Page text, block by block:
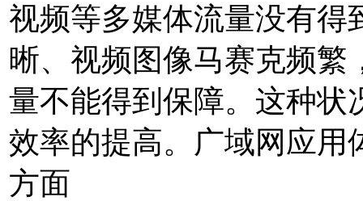
视频等多媒体流量没有得
晰、视频图像马赛克频繁
量不能得到保障。这种状
效率的提高。广域网应用
方面